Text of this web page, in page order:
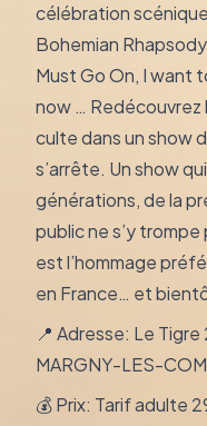
célébration
Bohemian
Must Go On, I want
now … Redécouvrez
culte dans un show
s’arrête. Un show
générations, de la
public ne s’y trompe
est l’hommage
en France… et
📍 Adresse: Le
MARGNY-LES-
💰 Prix: Tarif adulte